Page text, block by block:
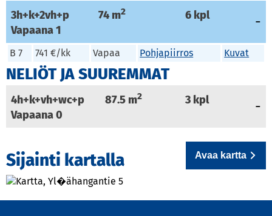
3h+k+2vh+p 74m2 6 kpl
Vapaana1
B 7 741 €/kk Vapaa Pohjapiirros Kuvat
NELIÖT JA SUUREMMAT
4h+k+vh+wc+p 87.5 m2 3 kpl
Vapaana0
Sijainti kartalla Avaa kartta